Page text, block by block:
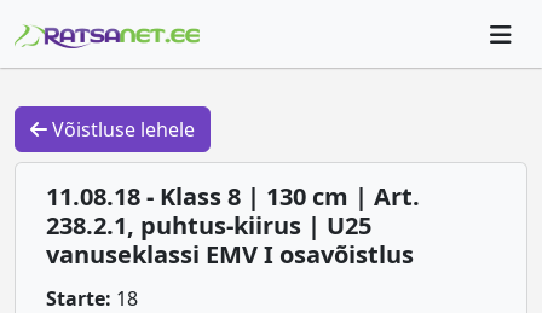
Võistluse lehele
11.08.18 - Klass 8 | 130 cm | Art.
238.2.1, puhtus-kiirus | U25
vanuseklassi EMV I osavõistlus
Starte: 18